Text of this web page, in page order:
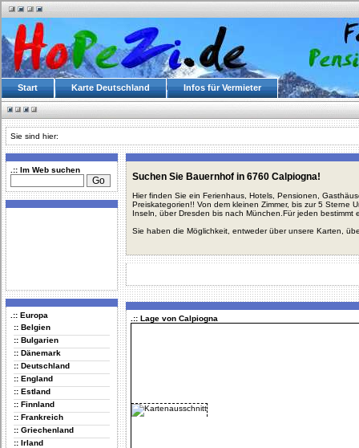
Start Karte Deutschland Infos für Vermieter
Sie sind hier:
.:: Im Web suchen
.:: Europa
:: Belgien
:: Bulgarien
:: Dänemark
:: Deutschland
:: England
:: Estland
:: Finnland
:: Frankreich
:: Griechenland
:: Irland
Suchen Sie Bauernhof in 6760 Calpiogna!
Hier finden Sie ein Ferienhaus, Hotels, Pensionen,
Preiskategorien!! Von dem kleinen Zimmer, bis zur 5 Sterne
Inseln, über Dresden bis nach München.Für jeden bestimmt
Sie haben die Möglichkeit, entweder über unsere Karten,
.:: Lage von Calpiogna